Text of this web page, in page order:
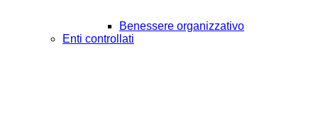
Benessere organizzativo
Enti controllati